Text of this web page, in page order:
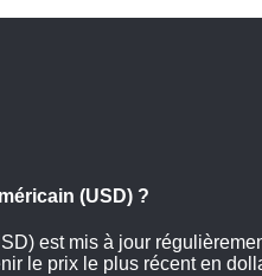
(USD) ?
est mis à jour
le prix le plus récent en